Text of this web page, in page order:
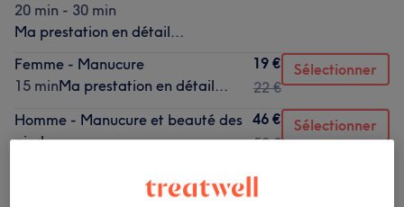
20 min - 30 min
Ma prestation en détail...
Femme - Manucure
15 minMa prestation en détail...
19 €
22 €
Sélectionner
Homme - Manucure et beauté des
pieds
46 €
52 €
Sélectionner
19 €